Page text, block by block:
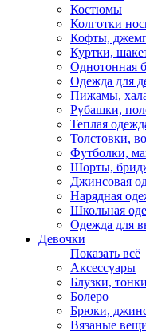
Костюмы
Колготки
Кофты,
Куртки,
Однотонная
Одежда для
Пижамы,
Рубашки,
Теплая
Толстовки,
Футболки,
Шорты,
Джинсовая
Нарядная
Школьная
Одежда для
Девочки
Показать всё
Аксессуары
Блузки,
Болеро
Брюки,
Вязаные